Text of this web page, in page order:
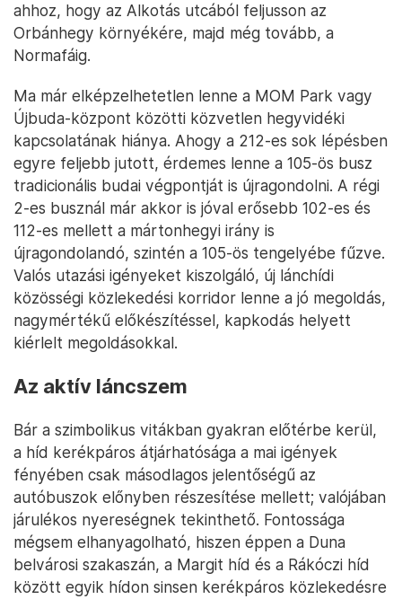
ahhoz, hogy az Alkotás utcából feljusson az
Orbánhegy környékére, majd még tovább, a
Normafáig.
Ma már elképzelhetetlen lenne a MOM Park vagy
Újbuda-központ közötti közvetlen hegyvidéki
kapcsolatának hiánya. Ahogy a 212-es sok lépésben
egyre feljebb jutott, érdemes lenne a 105-ös busz
tradicionális budai végpontját is újragondolni. A régi
2-es busznál már akkor is jóval erősebb 102-es és
112-es mellett a mártonhegyi irány is
újragondolandó, szintén a 105-ös tengelyébe fűzve.
Valós utazási igényeket kiszolgáló, új lánchídi
közösségi közlekedési korridor lenne a jó megoldás,
nagymértékű előkészítéssel, kapkodás helyett
kiérlelt megoldásokkal.
Az aktív láncszem
Bár a szimbolikus vitákban gyakran előtérbe kerül,
a híd kerékpáros átjárhatósága a mai igények
fényében csak másodlagos jelentőségű az
autóbuszok előnyben részesítése mellett; valójában
járulékos nyereségnek tekinthető. Fontossága
mégsem elhanyagolható, hiszen éppen a Duna
belvárosi szakaszán, a Margit híd és a Rákóczi híd
között egyik hídon sinsen kerékpáros közlekedésre